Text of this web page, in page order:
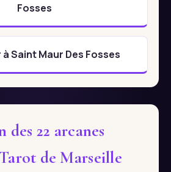
Fosses
Saint Maur Des Fosses
22 arcanes
de Marseille